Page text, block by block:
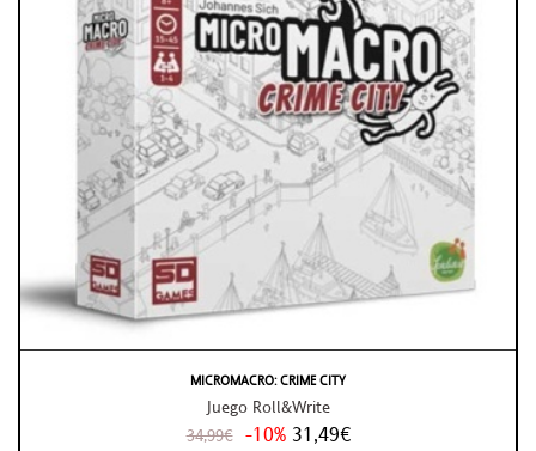
MICROMACRO: CRIME CITY
Juego Roll&Write
34,99€ -10% 31,49€